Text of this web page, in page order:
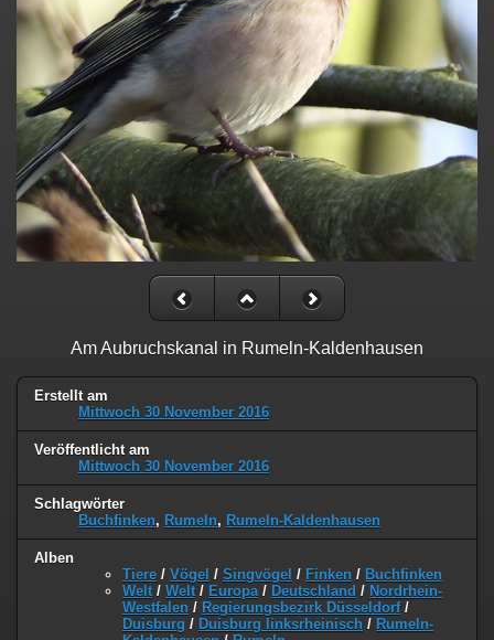
Am Aubruchskanal in Rumeln-Kaldenhausen
Erstellt am
Mittwoch 30 November 2016
Veröffentlicht am
Mittwoch 30 November 2016
Schlagwörter
Buchfinken, Rumeln, Rumeln-Kaldenhausen
Alben
Tiere / Vögel / Singvögel / Finken / Buchfinken
Welt / Welt / Europa / Deutschland / Nordrhein-
Westfalen / Regierungsbezirk Düsseldorf/
Duisburg / Duisburg linksrheinisch / Rumeln-